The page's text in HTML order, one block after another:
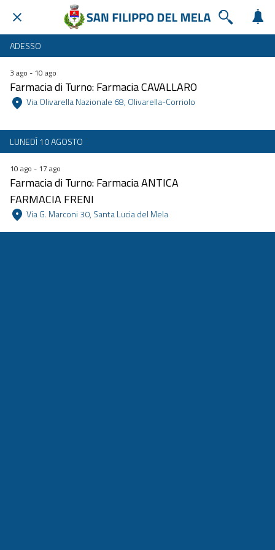
ADESSO
3 ago - 10 ago
Farmacia di Turno: Farmacia CAVALLARO
LUNEDÌ 10 AGOSTO
10 ago - 17 ago
Farmacia di Turno: Farmacia ANTICA
FARMACIA FRENI